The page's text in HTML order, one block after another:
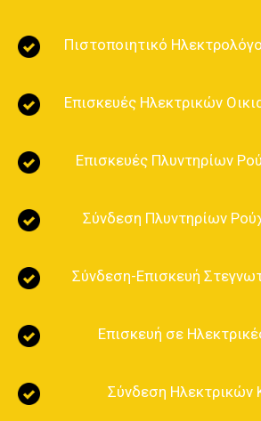
Ηλεκτρολογικά Σχέδια ΔΕΗ
Επισκευή Κουζίνας Εύοσμος
Επισκευή θερμοσίφωνα Εύοσμος
Πιστοποιητικό
Επισκευές Ηλεκτρικών
Επισκευές Πλυντηρίων
Σύνδεση Πλυντηρίων
Σύνδεση-Επισκευή
Επισκευή σε
Σύνδεση Ηλεκτρικών